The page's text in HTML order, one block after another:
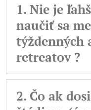
1. Nie je
naučiť sa
týždenných
retreatov ?
Práca s mysľou
posiľnovanie.
funkcie a
2. Čo ak